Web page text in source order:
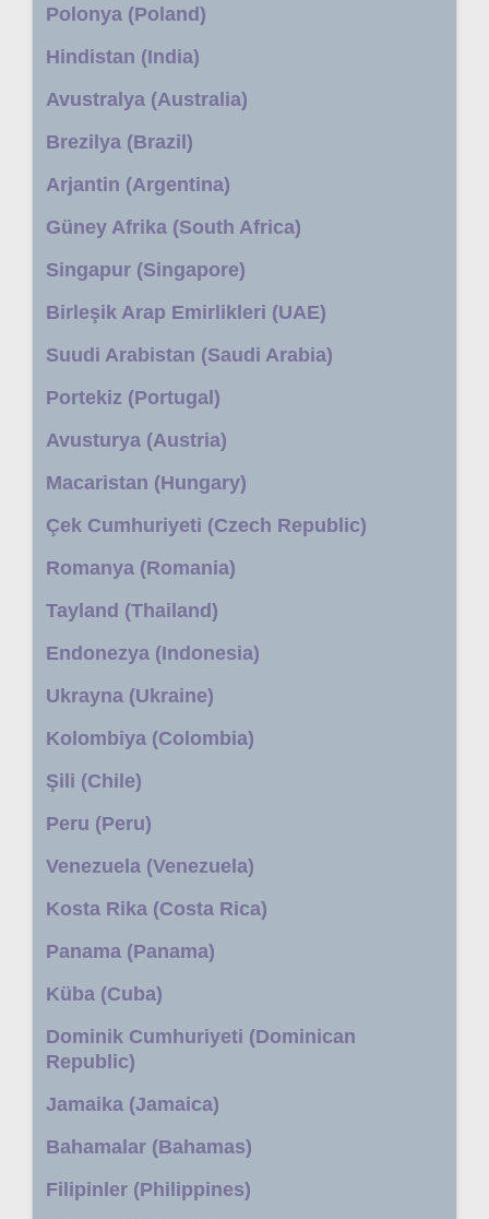
Polonya (Poland)
Hindistan (India)
Avustralya (Australia)
Brezilya (Brazil)
Arjantin (Argentina)
Güney Afrika (South Africa)
Singapur (Singapore)
Birleşik Arap Emirlikleri (UAE)
Suudi Arabistan (Saudi Arabia)
Portekiz (Portugal)
Avusturya (Austria)
Macaristan (Hungary)
Çek Cumhuriyeti (Czech Republic)
Romanya (Romania)
Tayland (Thailand)
Endonezya (Indonesia)
Ukrayna (Ukraine)
Kolombiya (Colombia)
Şili (Chile)
Peru (Peru)
Venezuela (Venezuela)
Kosta Rika (Costa Rica)
Panama (Panama)
Küba (Cuba)
Dominik Cumhuriyeti (Dominican
Republic)
Jamaika (Jamaica)
Bahamalar (Bahamas)
Filipinler (Philippines)